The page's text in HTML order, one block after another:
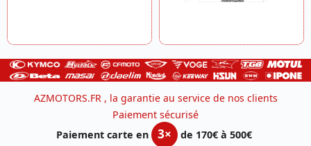
AZMOTORS.FR , la garantie au service de nos clients
Paiement sécurisé
Paiement carte en
3×
de 170€ à 500€